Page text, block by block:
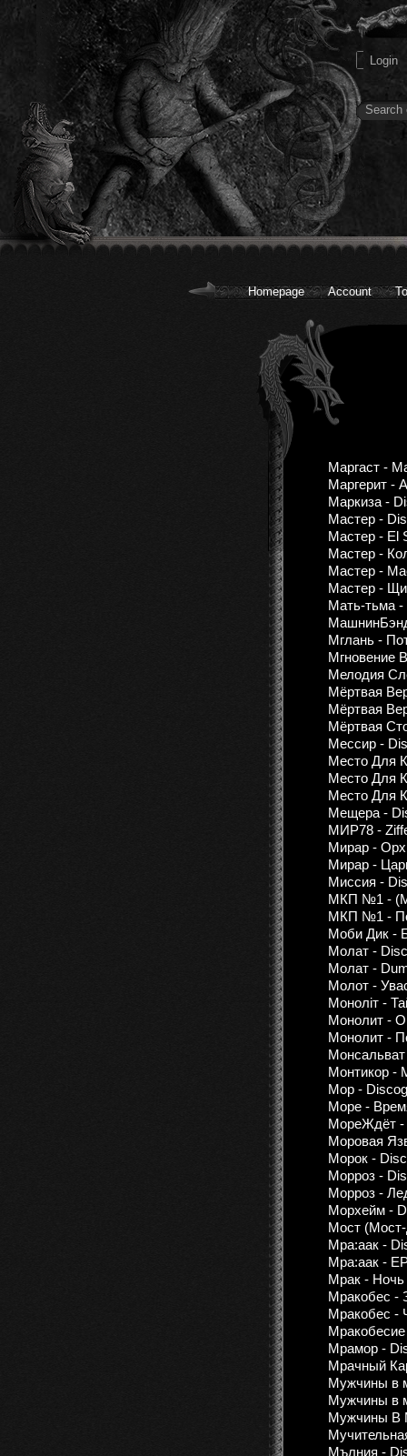
Homepage Account
Маргаст -
Маргерит -
Маркиза -
Мастер -
Мастер - El
Мастер -
Мастер -
Мастер -
Мать-тьма -
Мглань -
Мгновение
Мелодия
Мёртвая
Мёртвая
Мёртвая
Мессир -
Место Для
Место Для
Место Для
Мещера -
МИР78 -
Мирар -
Мирар -
Миссия -
МКП №1 -
МКП №1 -
Моби Дик -
Молат -
Молат -
Молот -
Монолiт -
Монолит -
Монолит -
Монтикор -
Мор -
Море -
МореЖдёт -
Моровая
Морок -
Морроз -
Морроз -
Морхейм -
Мост (Мост-
Мра:аак -
Мра:аак -
Мрак - Ночь
Мракобес -
Мракобес -
Мрамор -
Мрачный
Мужчины в
Мужчины в
Мужчины В
Мълния -